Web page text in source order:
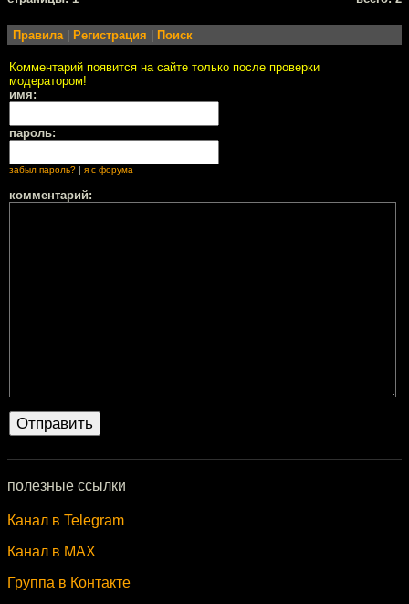
Правила Регистрация Поиск
Комментарий появится на сайте только после проверки
модератором!
имя:
пароль:
забыл пароль? | я с форума
комментарий:
полезные ссылки
Канал в Telegram
Канал в MAX
Группа в Контакте